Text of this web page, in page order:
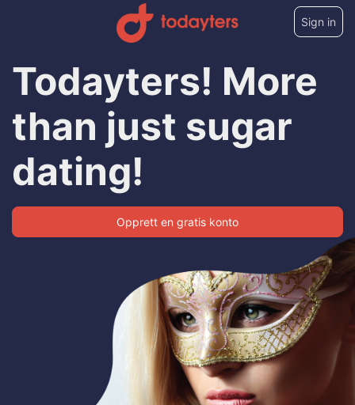
Sign in
Todayters! More
than just sugar
dating!
Opprett en gratis konto